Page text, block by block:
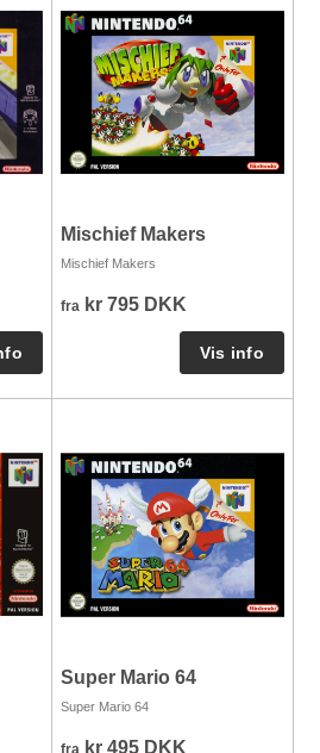
Mischief Makers
Mischief Makers
fra kr 795 DKK
Super Mario 64
Super Mario 64
fra kr 495 DKK